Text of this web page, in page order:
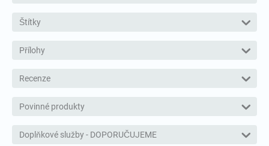
Štítky
Přílohy
Recenze
Povinné produkty
Doplňkové služby - DOPORUČUJEME